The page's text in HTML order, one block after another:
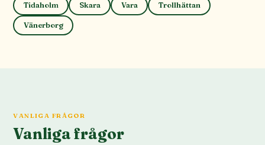
Tidaholm Skara Vara Trollhättan
Vänerborg
VANLIGA FRÅGOR
Vanliga frågor